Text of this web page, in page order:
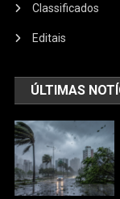
Classificados
Editais
ÚLTIMAS